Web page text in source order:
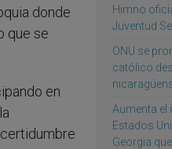
donde
que se
en
Himno
Juventud
ONU se
católico
Aumenta el
Estados
Georgia